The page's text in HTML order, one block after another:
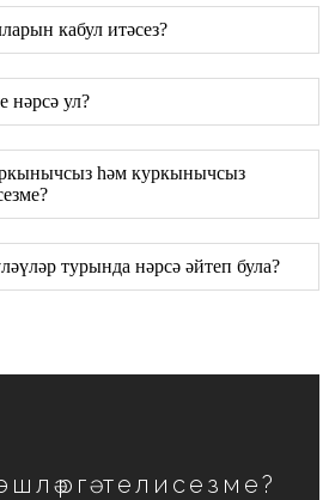
кабул итәсез?
нәрсә ул?
һәм куркынычсыз
турында нәрсә әйтеп була?
телисезме?